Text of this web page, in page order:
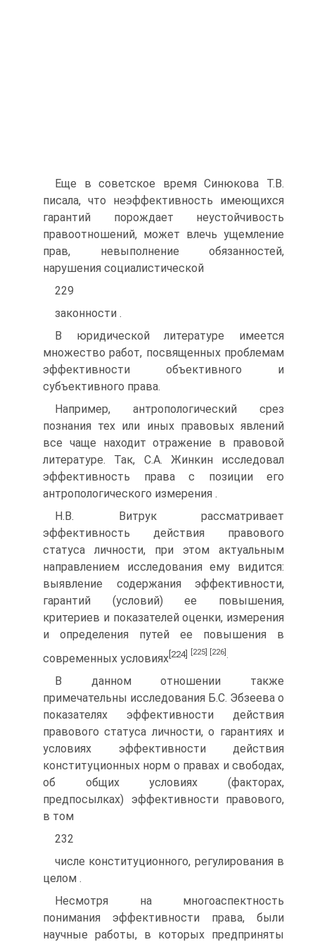
Еще в советское время Синюкова Т.В.
писала, что неэффективность имеющихся
гарантий порождает неустойчивость
правоотношений, может влечь ущемление
прав, невыполнение обязанностей,
нарушения социалистической
229
законности .
В юридической литературе имеется
множество работ, посвященных проблемам
эффективности объективного и
субъективного права.
Например, антропологический срез
познания тех или иных правовых явлений
все чаще находит отражение в правовой
литературе. Так, С.А. Жинкин исследовал
эффективность права с позиции его
антропологического измерения .
Н.В. Витрук рассматривает
эффективность действия правового
статуса личности, при этом актуальным
направлением исследования ему видится:
выявление содержания эффективности,
гарантий (условий) ее повышения,
критериев и показателей оценки, измерения
и определения путей ее повышения в
современных условиях [224] [225] [226]
В данном отношении также
примечательны исследования Б.С. Эбзеева о
показателях эффективности действия
правового статуса личности, о гарантиях и
условиях эффективности действия
конституционных норм о правах и свободах,
об общих условиях (факторах,
предпосылках) эффективности правового,
в том
232
числе конституционного, регулирования в
целом .
Несмотря на многоаспектность
понимания эффективности права, были
научные работы, в которых предприняты